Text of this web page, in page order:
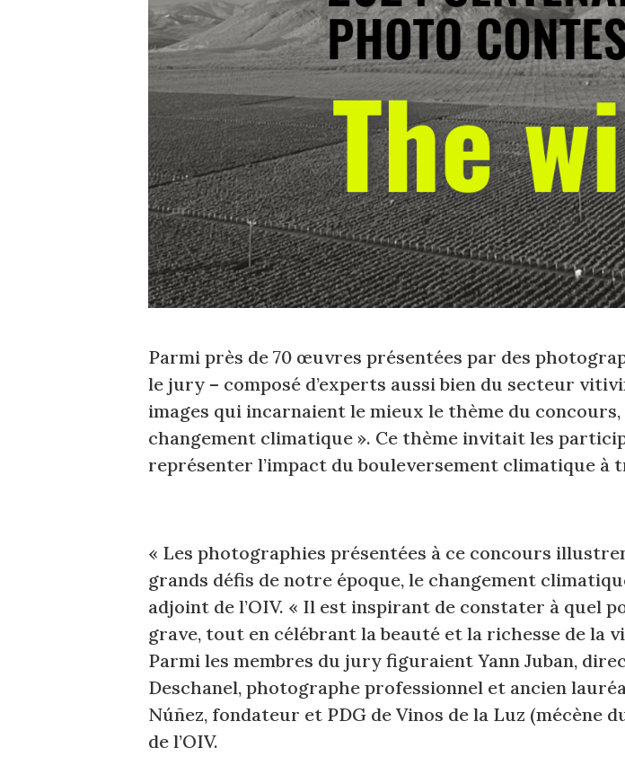
Parmi près de 70 œuvres présentées par des
le jury – composé d’experts aussi bien du secteur
images qui incarnaient le mieux le thème du
changement climatique ». Ce thème invitait les
représenter l’impact du bouleversement climatique
« Les photographies présentées à ce concours
grands défis de notre époque, le changement
adjoint de l’OIV. « Il est inspirant de constater à quel
grave, tout en célébrant la beauté et la richesse de la
Parmi les membres du jury figuraient Yann Juban,
Deschanel, photographe professionnel et ancien
Núñez, fondateur et PDG de Vinos de la Luz
de l’OIV.